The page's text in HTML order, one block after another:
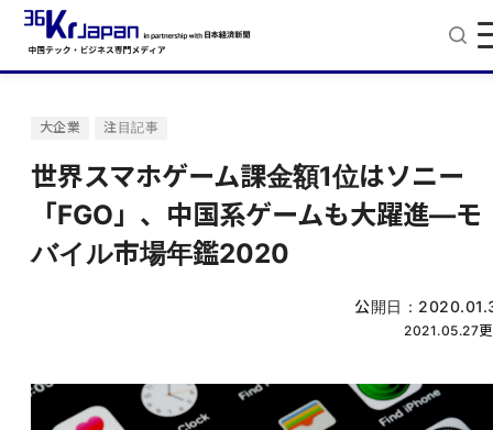
大企業 注目記事
世界スマホゲーム課金額1位はソニー
「FGO」、中国系ゲームも大躍進―モ
バイル市場年鑑2020
公開日：
2021.05.27